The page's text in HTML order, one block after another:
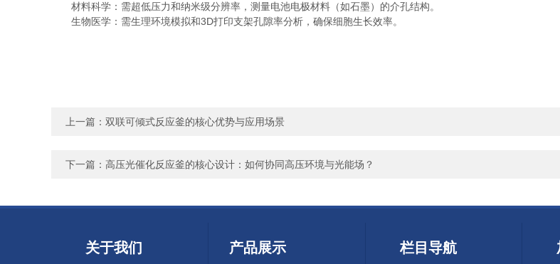
材料科学：需超低压力和纳米级分辨率，测量电池电极材料（如石墨）的介孔结构。
生物医学：需生理环境模拟和3D打印支架孔隙率分析，确保细胞生长效率。
上一篇： 双联可倾式反应釜的核心优势与应用场景
下一篇： 高压光催化反应釜的核心设计：如何协同高压环境与光能场？
关于我们 产品展示 栏目导航